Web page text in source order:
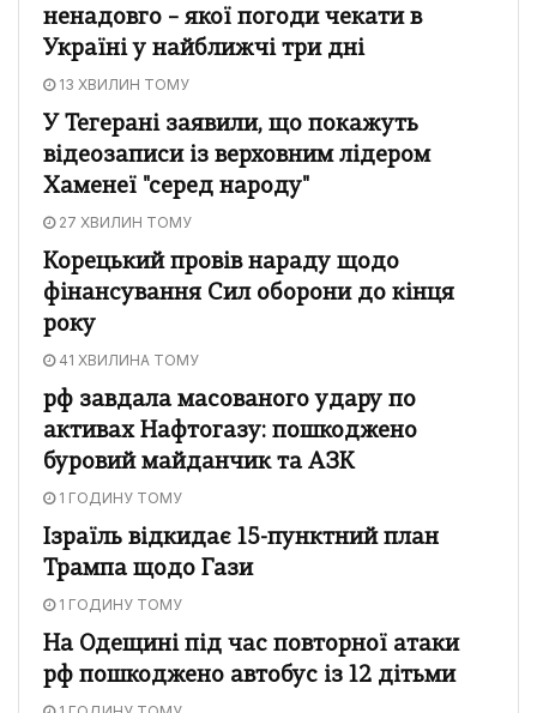
ненадовго – якої погоди чекати в
Україні у найближчі три дні
13 ХВИЛИН ТОМУ
У Тегерані заявили, що покажуть
відеозаписи із верховним лідером
Хаменеї "серед народу"
27 ХВИЛИН ТОМУ
Корецький провів нараду щодо
фінансування Сил оборони до кінця
року
41 ХВИЛИНА ТОМУ
рф завдала масованого удару по
активах Нафтогазу: пошкоджено
буровий майданчик та АЗК
1 ГОДИНУ ТОМУ
Ізраїль відкидає 15-пунктний план
Трампа щодо Гази
1 ГОДИНУ ТОМУ
На Одещині під час повторної атаки
рф пошкоджено автобус із 12 дітьми